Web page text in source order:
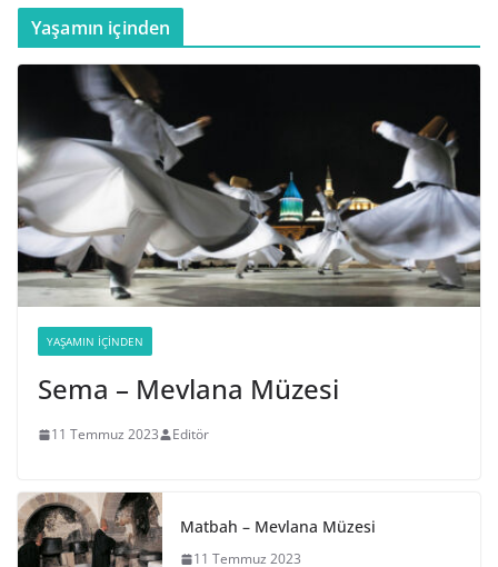
Yaşamın içinden
YAŞAMIN İÇINDEN
Sema – Mevlana Müzesi
11 Temmuz 2023 Editör
Matbah – Mevlana Müzesi
11 Temmuz 2023